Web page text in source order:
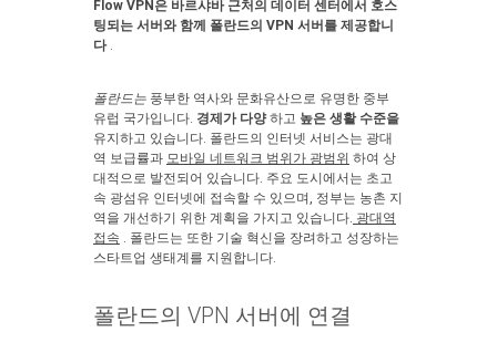
Flow VPN은 바르샤바 근처의 데이터 센터에서 호스
팅되는 서버와 함께 폴란드의 VPN 서버를 제공합니
다.
폴란드는 풍부한 역사와 문화유산으로 유명한 중부
유럽 국가입니다. 경제가 다양하고 높은 생활 수준을
유지하고 있습니다. 폴란드의 인터넷 서비스는 광대
역 보급률과 모바일 네트워크 범위가 광범위 하여 상
대적으로 발전되어 있습니다. 주요 도시에서는 초고
속 광섬유 인터넷에 접속할 수 있으며, 정부는 농촌 지
역을 개선하기 위한 계획을 가지고 있습니다. 광대역
접속 . 폴란드는 또한 기술 혁신을 장려하고 성장하는
스타트업 생태계를 지원합니다.
폴란드의 VPN 서버에 연결